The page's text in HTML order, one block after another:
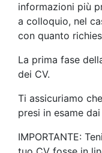
informazioni più
a colloquio, nel
con quanto
La prima fase
dei CV.
Ti assicuriamo
presi in esame
IMPORTANTE: